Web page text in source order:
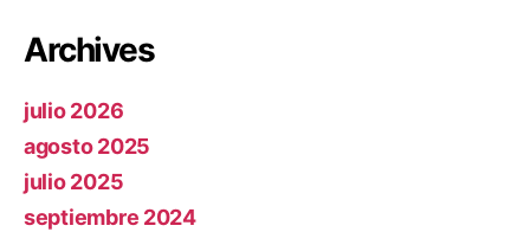
Archives
julio 2026
agosto 2025
julio 2025
septiembre 2024